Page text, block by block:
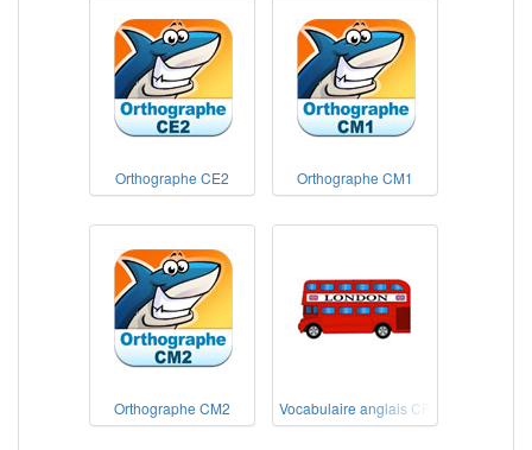
Orthographe CE2 Orthographe CM1
Orthographe CM2 Vocabulaire anglais CP-CE1-CE2